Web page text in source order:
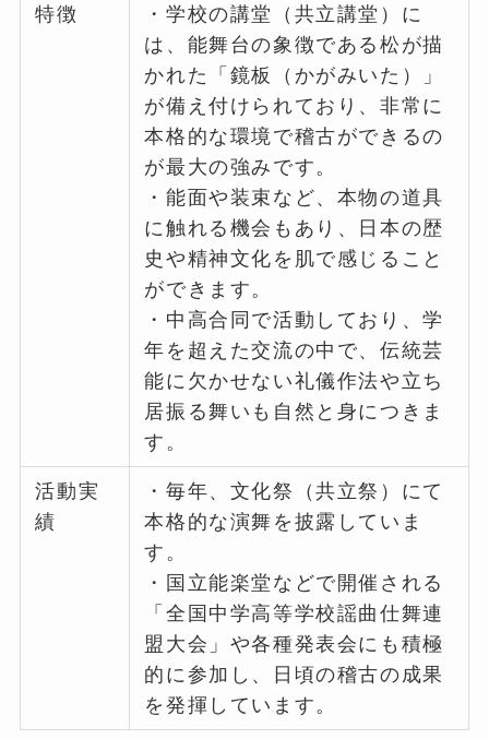
特徴
・学校の講堂（共立講堂）に
は、能舞台の象徴である松が描
かれた「鏡板（かがみいた）」
が備え付けられており、非常に
本格的な環境で稽古ができるの
が最大の強みです。
・能面や装束など、本物の道具
に触れる機会もあり、日本の歴
史や精神文化を肌で感じること
ができます。
・中高合同で活動しており、学
年を超えた交流の中で、伝統芸
能に欠かせない礼儀作法や立ち
居振る舞いも自然と身につきま
す。
活動実
績
・毎年、文化祭（共立祭）にて
本格的な演舞を披露していま
す。
・国立能楽堂などで開催される
「全国中学高等学校謡曲仕舞連
盟大会」や各種発表会にも積極
的に参加し、日頃の稽古の成果
を発揮しています。